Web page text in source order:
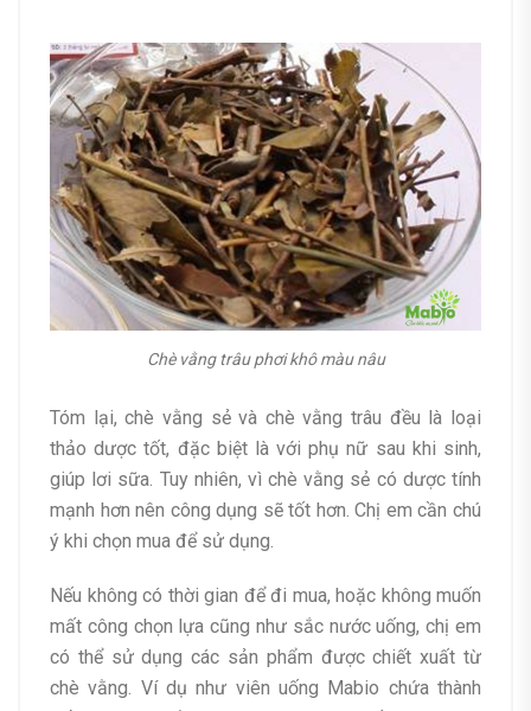
Chè vằng trâu phơi khô màu nâu
Tóm lại, chè vằng sẻ và chè vằng trâu đều là loại
thảo dược tốt, đặc biệt là với phụ nữ sau khi sinh,
giúp lơi sữa. Tuy nhiên, vì chè vằng sẻ có dược tính
mạnh hơn nên công dụng sẽ tốt hơn. Chị em cần chú
ý khi chọn mua để sử dụng.
Nếu không có thời gian để đi mua, hoặc không muốn
mất công chọn lựa cũng như sắc nước uống, chị em
có thể sử dụng các sản phẩm được chiết xuất từ
chè vằng. Ví dụ như viên uống Mabio chứa thành